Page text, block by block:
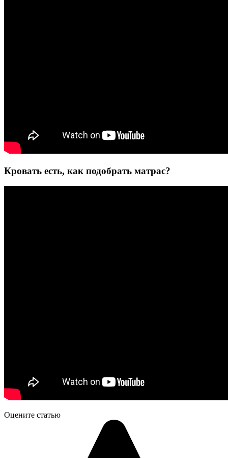
Кровать есть, как подобрать матрас?
Оцените статью